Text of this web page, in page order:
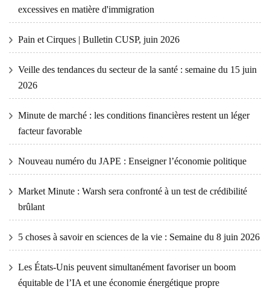
excessives en matière d'immigration
Pain et Cirques | Bulletin CUSP, juin 2026
Veille des tendances du secteur de la santé : semaine du 15 juin
2026
Minute de marché : les conditions financières restent un léger
facteur favorable
Nouveau numéro du JAPE : Enseigner l’économie politique
Market Minute : Warsh sera confronté à un test de crédibilité
brûlant
5 choses à savoir en sciences de la vie : Semaine du 8 juin 2026
Les États-Unis peuvent simultanément favoriser un boom
équitable de l’IA et une économie énergétique propre